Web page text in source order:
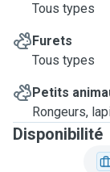
Tous types
Furets
Tous types
Petits
Rongeurs,
Disponibilité